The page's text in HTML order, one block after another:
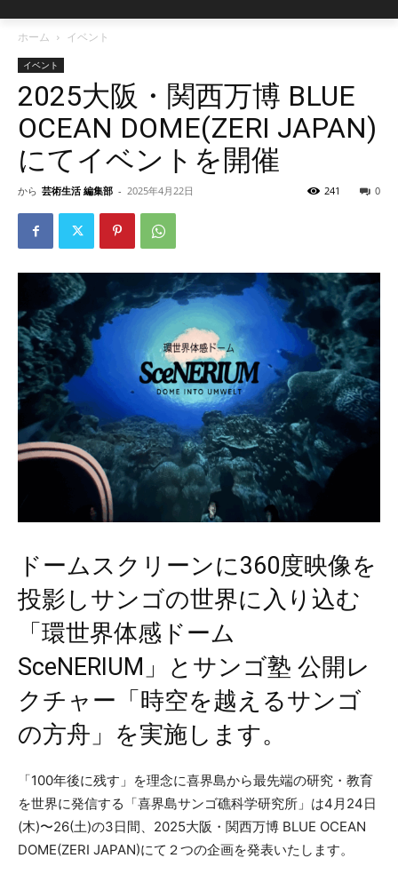
ホーム イベント
イベント
2025大阪・関西万博 BLUE
OCEAN DOME(ZERI JAPAN)
にてイベントを開催
から 芸術生活 編集部 - 2025年4月22日 0
241
ドームスクリーンに360度映像を
投影しサンゴの世界に入り込む
「環世界体感ドーム
SceNERIUM」とサンゴ塾 公開レ
クチャー「時空を越えるサンゴ
の方舟」を実施します。
「100年後に残す」を理念に喜界島から最先端の研究・教育
を世界に発信する「喜界島サンゴ礁科学研究所」は4月24日
(木)〜26(土)の3日間、2025大阪・関西万博 BLUE OCEAN
DOME(ZERI JAPAN)にて２つの企画を発表いたします。